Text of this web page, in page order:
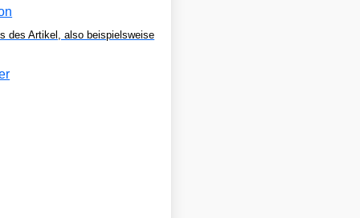
des Artikel, also beispielsweise